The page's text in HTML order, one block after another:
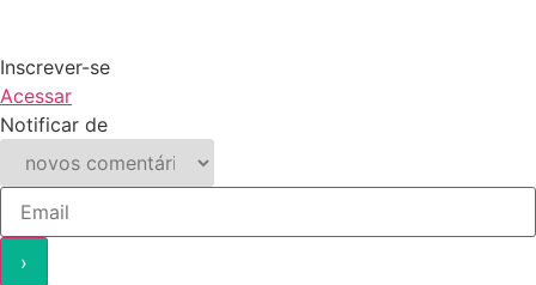
Inscrever-se
Acessar
Notificar de